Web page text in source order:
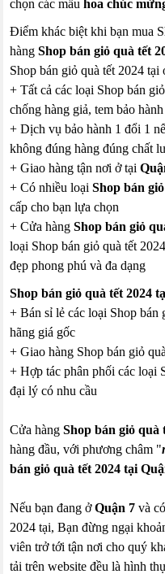
chọn các mẫuhoa chúc
Điểm khác biệt khi bạn mua
hàngShop bán giỏ quà tết
Shop bán giỏ quà tết 2024
+ Tất cả các loại Shop bán
chống hàng giả, tem bảo hành
+ Dịch vụ bảo hành 1 đổi 1
không đúng hàng đúng chất
+ Giao hàng tận nơi ở tại
+ Có nhiều loạiShop bán
cấp cho bạn lựa chọn
+ Cửa hàngShop bán giỏ
loại Shop bán giỏ quà tết
đẹp phong phú và đa dạng
Shop bán giỏ quà tết 2024
+ Bán sỉ lẻ các loại Shop
hãng giá gốc
+ Giao hàng Shop bán giỏ
+ Hợp tác phân phối các loại
đại lý có nhu cầu
Cửa hàngShop bán giỏ quà
hàng đầu, với phương châm "
bán giỏ quà tết 2024 tại
Nếu bạn đang ởQuận 7 và
2024 tại, Bạn đừng ngại
viên trở tới tận nơi cho quý
tải trên website đều là hình